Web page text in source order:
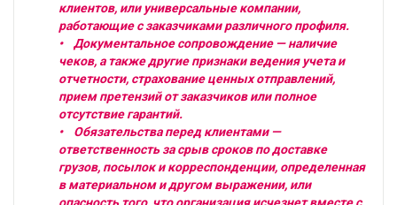
клиентов, или универсальные компании,
работающие с заказчиками различного профиля.
• Документальное сопровождение — наличие
чеков, а также другие признаки ведения учета и
отчетности, страхование ценных отправлений,
прием претензий от заказчиков или полное
отсутствие гарантий.
• Обязательства перед клиентами —
ответственность за срыв сроков по доставке
грузов, посылок и корреспонденции, определенная
в материальном и другом выражении, или